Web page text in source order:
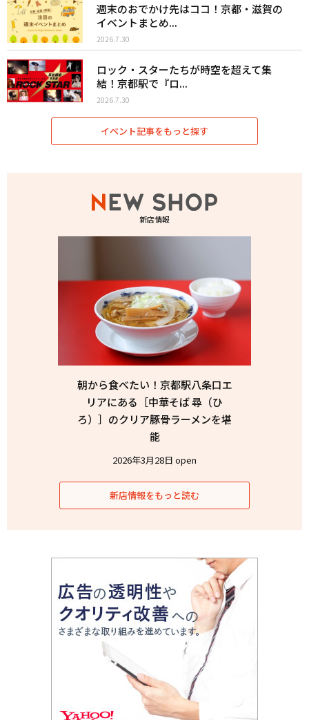
週末のおでかけ先はココ！京都・滋賀の
イベントまとめ...
2026.7.30
ロック・スターたちが時空を超えて集
結！京都駅で『ロ...
2026.7.30
イベント記事をもっと探す
新店情報
朝から食べたい！京都駅八条口エ
リアにある［中華そば 尋（ひ
ろ）］のクリア豚骨ラーメンを堪
能
2026年3月28日 open
新店情報をもっと読む